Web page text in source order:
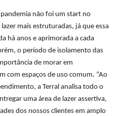
não foi um start no
lazer mais estruturadas, já que essa
há anos e aprimorada a cada
o período de isolamento das
de morar em
com espaços de uso comum. “Ao
a Terral analisa todo o
uma área de lazer assertiva,
dos nossos clientes em amplo